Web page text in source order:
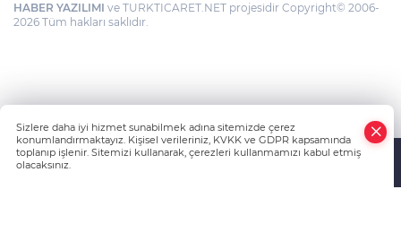
HABER YAZILIMI ve TURKTICARET.NET projesidir Copyright© 2006-
2026 Tüm hakları saklıdır.
Sizlere daha iyi hizmet sunabilmek adına sitemizde çerez
konumlandırmaktayız. Kişisel verileriniz, KVKK ve GDPR kapsamında
toplanıp işlenir. Sitemizi kullanarak, çerezleri kullanmamızı kabul etmiş
olacaksınız.